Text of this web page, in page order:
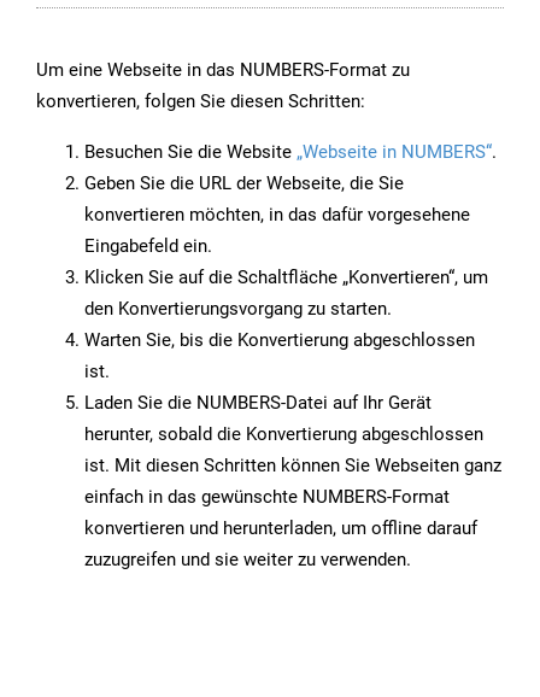
Um eine Webseite in das NUMBERS-Format zu
konvertieren, folgen Sie diesen Schritten:
Besuchen Sie die Website „Webseite in NUMBERS“.
Geben Sie die URL der Webseite, die Sie
konvertieren möchten, in das dafür vorgesehene
Eingabefeld ein.
Klicken Sie auf die Schaltfläche „Konvertieren“, um
den Konvertierungsvorgang zu starten.
Warten Sie, bis die Konvertierung abgeschlossen
ist.
Laden Sie die NUMBERS-Datei auf Ihr Gerät
herunter, sobald die Konvertierung abgeschlossen
ist. Mit diesen Schritten können Sie Webseiten ganz
einfach in das gewünschte NUMBERS-Format
konvertieren und herunterladen, um offline darauf
zuzugreifen und sie weiter zu verwenden.